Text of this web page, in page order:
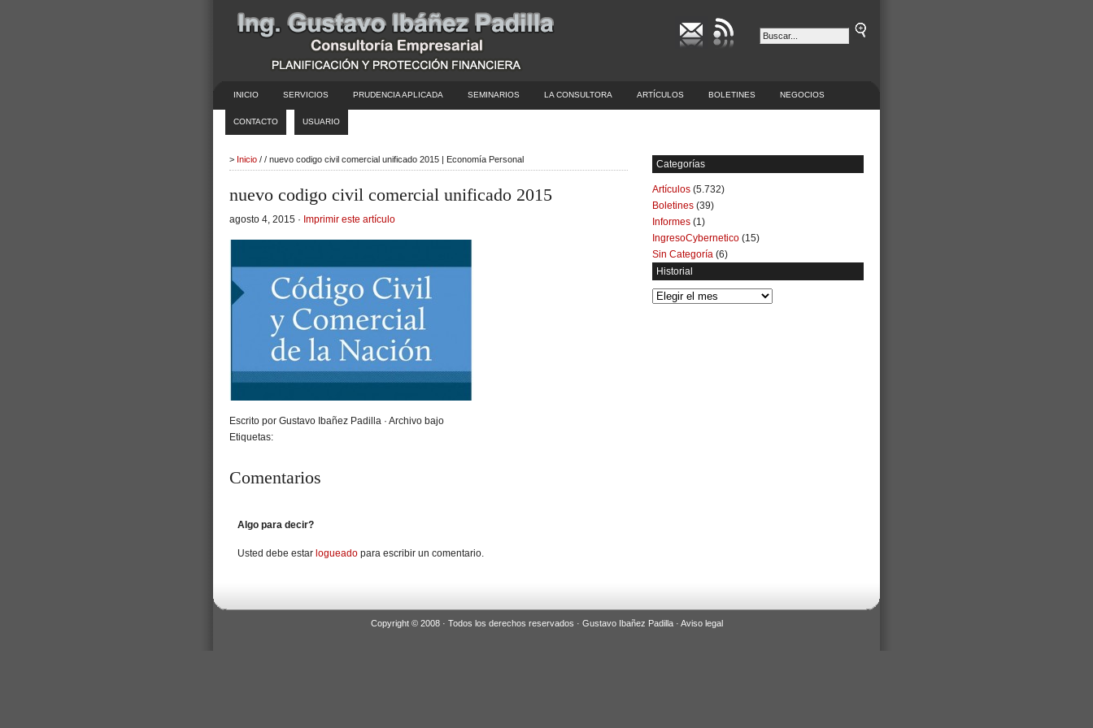
INICIO SERVICIOS PRUDENCIA APLICADA SEMINARIOS LA CONSULTORA ARTÍCULOS BOLETINES NEGOCIOS
CONTACTO USUARIO
> Inicio / / nuevo codigo civil comercial unificado 2015 | Economía Personal
nuevo codigo civil comercial unificado 2015
agosto 4, 2015 · Imprimir este artículo
Escrito por Gustavo Ibañez Padilla · Archivo bajo
Etiquetas:
Comentarios
Algo para decir?
Usted debe estar logueado para escribir un comentario.
Categorías
Artículos (5.732)
Boletines (39)
Informes (1)
IngresoCybernetico (15)
Sin Categoría (6)
Historial
Historial
Copyright © 2008 · Todos los derechos reservados · Gustavo Ibañez Padilla · Aviso legal